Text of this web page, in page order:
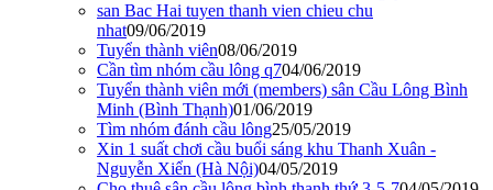
san Bac Hai tuyen thanh vien chieu chu
nhat09/06/2019
Tuyển thành viên08/06/2019
Cần tìm nhóm cầu lông q704/06/2019
Tuyển thành viên mới (members) sân Cầu Lông Bình
Minh (Bình Thạnh)01/06/2019
Tìm nhóm đánh cầu lông25/05/2019
Xin 1 suất chơi cầu buổi sáng khu Thanh Xuân -
Nguyễn Xiển (Hà Nội)04/05/2019